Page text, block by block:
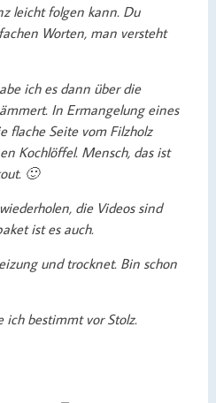
leicht folgen kann. Du
Worten, man versteht
ich es dann über die
In Ermangelung eines
flache Seite vom Filzholz
Kochlöffel. Mensch, das ist
🙂
die Videos sind
ist es auch.
und trocknet. Bin schon
ich bestimmt vor Stolz.